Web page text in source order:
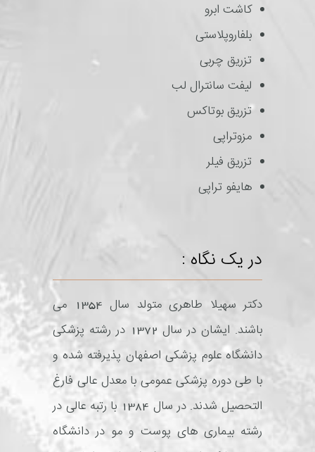
کاشت ابرو
بلفاروپلاستی
تزریق چربی
لیفت سانترال لب
تزریق بوتاکس
مزوتراپی
تزریق فیلر
هایفو تراپی
در یک نگاه :
دکتر سهیلا طاهری متولد سال 1354 می
باشند. ایشان در سال 1372 در رشته پزشکی
دانشگاه علوم پزشکی اصفهان پذیرفته شده و
با طی دوره پزشکی عمومی با معدل عالی فارغ
التحصیل شدند. در سال 1384 با رتبه عالی در
رشته بیماری های پوست و مو در دانشگاه